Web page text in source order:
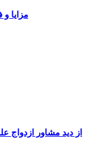
مزایا
از دید مشاور